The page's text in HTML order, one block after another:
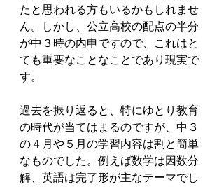
たと思われる方もいるかもしれませ
ん。しかし、公立高校の配点の半分
が中３時の内申ですので、これはと
ても重要なことなことであり現実で
す。
過去を振り返ると、特にゆとり教育
の時代が当てはまるのですが、中３
の４月や５月の学習内容は割と簡単
なものでした。例えば数学は因数分
解、英語は完了形が主なテーマでし